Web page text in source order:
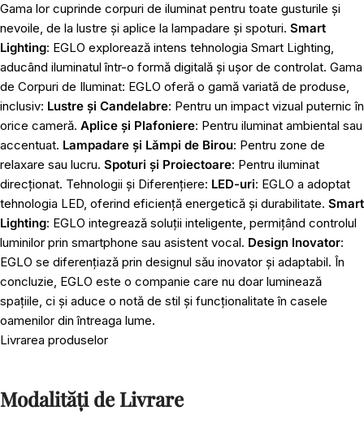
Gama lor cuprinde corpuri de iluminat pentru toate gusturile și
nevoile, de la lustre și aplice la lampadare și spoturi. Smart
Lighting: EGLO explorează intens tehnologia Smart Lighting,
aducând iluminatul într-o formă digitală și ușor de controlat. Gama
de Corpuri de Iluminat: EGLO oferă o gamă variată de produse,
inclusiv: Lustre și Candelabre: Pentru un impact vizual puternic în
orice cameră. Aplice și Plafoniere: Pentru iluminat ambiental sau
accentuat. Lampadare și Lămpi de Birou: Pentru zone de
relaxare sau lucru. Spoturi și Proiectoare: Pentru iluminat
direcționat. Tehnologii și Diferențiere: LED-uri: EGLO a adoptat
tehnologia LED, oferind eficiență energetică și durabilitate. Smart
Lighting: EGLO integrează soluții inteligente, permițând controlul
luminilor prin smartphone sau asistent vocal. Design Inovator:
EGLO se diferențiază prin designul său inovator și adaptabil. În
concluzie, EGLO este o companie care nu doar luminează
spațiile, ci și aduce o notă de stil și funcționalitate în casele
oamenilor din întreaga lume.
Livrarea produselor
Modalități de Livrare